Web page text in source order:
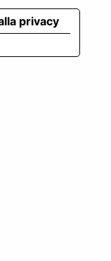
privacy